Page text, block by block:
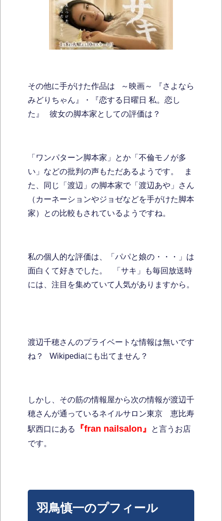
その他に手がけた作品は ～映画～ 『さよなら
みどりちゃん』・『恋する日曜日 私。恋し
た』 彼女の脚本家としての評価は？
「ワンパターン脚本家」とか「不倫モノが多
い」などの批判の声もただあるようです。 ま
た、同じ「渡辺」の脚本家で「渡辺あや」さん
（カーネーションやジョゼなどを手がけた脚本
家）との比較もされているようですね。
私の個人的な評価は、「パパと娘の・・・」は
面白くて好きでした。 「サキ」も毎回放送時
には、注目を集めていて人気がありますから。
渡辺千穂さんのプライベートな情報は無いです
ね？ Wikipediaにも出てません？
しかし、その筋の情報屋から次の情報が渡辺千
穂さんが通っているネイルサロン東京 恵比寿
駅西口にある
『fran nailsalon』
と言うお店
です。
羽鳥慎一のプフィール